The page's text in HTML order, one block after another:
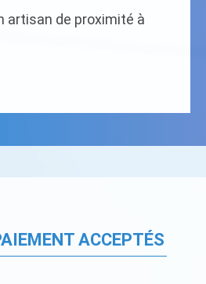
artisan de proximité à
ACCEPTÉS